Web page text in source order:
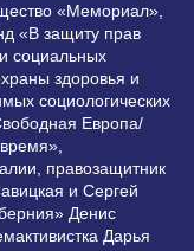
«Мемориал»,
«В защиту прав
социальных
здоровья и
социологических
Европа/
правозащитник
и Сергей
Денис
Дарья